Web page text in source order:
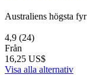
Australiens högsta fyr
4,9 (24)
Från
16,25 US$
Visa alla alternativ